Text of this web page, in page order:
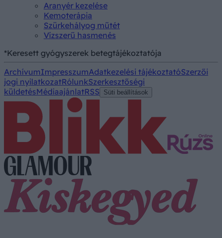
Aranyér kezelése
Kemoterápia
Szürkehályog műtét
Vízszerű hasmenés
*Keresett gyógyszerek betegtájékoztatója
ArchívumImpresszumAdatkezelési tájékoztatóSzerzői
jogi nyilatkozatRólunkSzerkesztőségi
küldetésMédiaajánlatRSS Süti beállítások